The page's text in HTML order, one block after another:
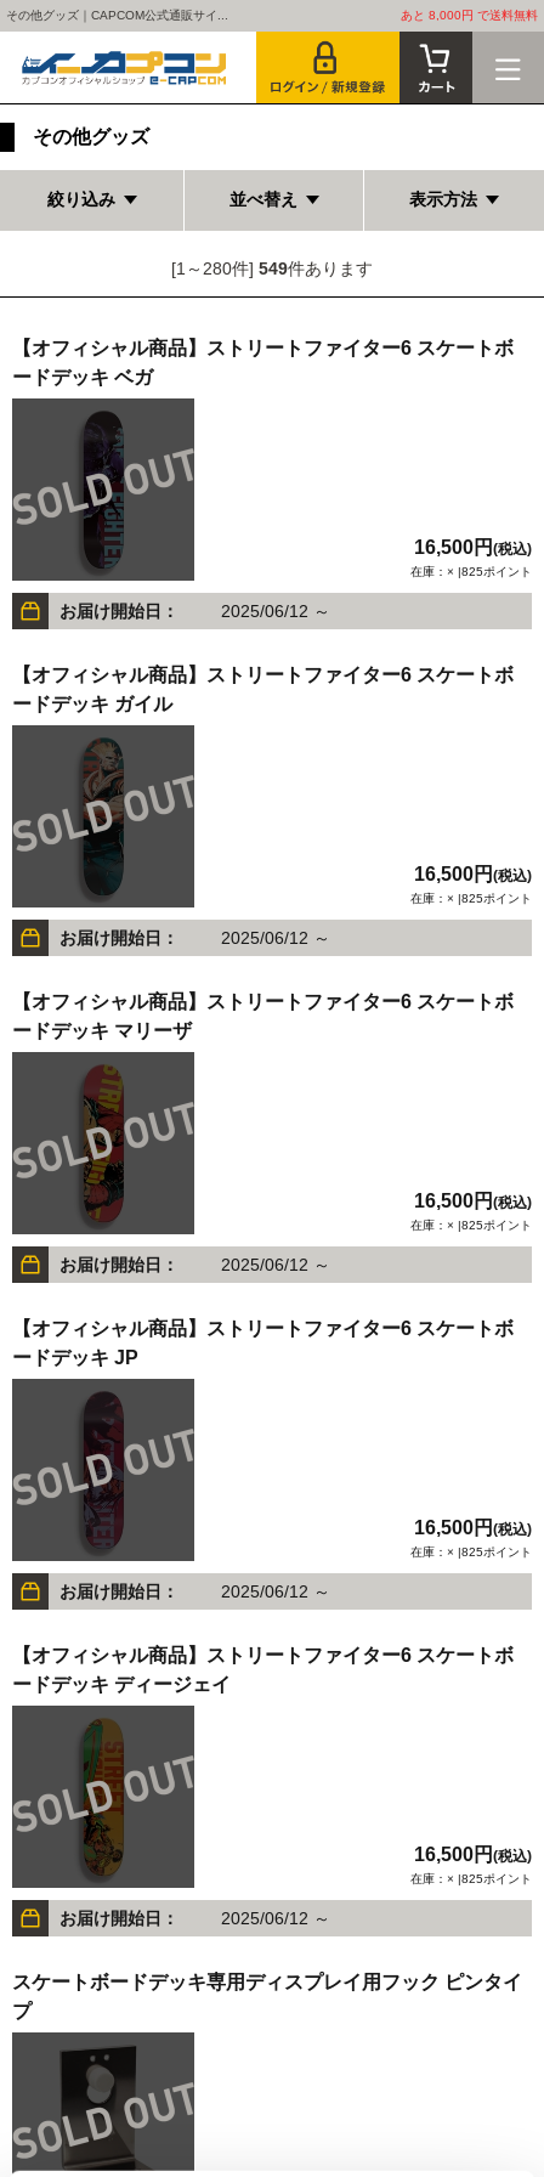
その他グッズ｜CAPCOM公式通販サイ... あと 8,000円 で送料無料
その他グッズ
絞り込み 並べ替え 表示方法
[1～280件] 549件あります
【オフィシャル商品】ストリートファイター6 スケートボ
ードデッキ ベガ
16,500円 (税込)
在庫：× |825ポイント
お届け開始日： 2025/06/12 ～
【オフィシャル商品】ストリートファイター6 スケートボ
ードデッキ ガイル
16,500円 (税込)
在庫：× |825ポイント
お届け開始日： 2025/06/12 ～
【オフィシャル商品】ストリートファイター6 スケートボ
ードデッキ マリーザ
16,500円 (税込)
在庫：× |825ポイント
お届け開始日： 2025/06/12 ～
【オフィシャル商品】ストリートファイター6 スケートボ
ードデッキ JP
16,500円 (税込)
在庫：× |825ポイント
お届け開始日： 2025/06/12 ～
【オフィシャル商品】ストリートファイター6 スケートボ
ードデッキ ディージェイ
16,500円 (税込)
在庫：× |825ポイント
お届け開始日： 2025/06/12 ～
スケートボードデッキ専用ディスプレイ用フック ピンタイ
プ